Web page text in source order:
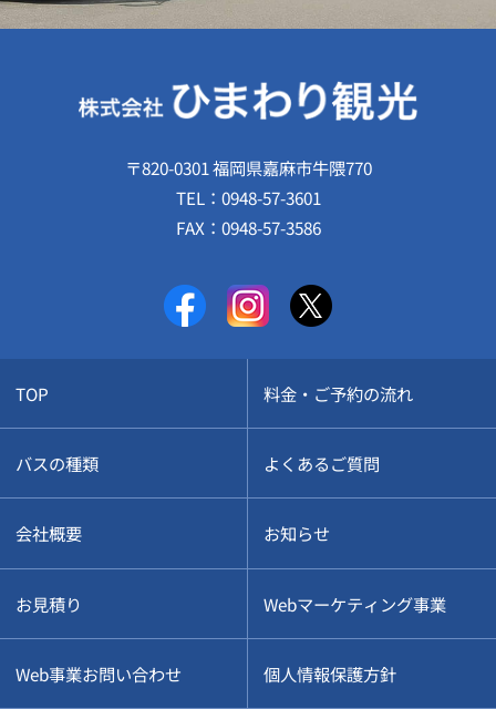
〒820-0301 福岡県嘉麻市牛隈770
TEL： 0948-57-3601
FAX： 0948-57-3586
TOP 料金・ご予約の流れ
バスの種類 よくあるご質問
会社概要 お知らせ
お見積り Webマーケティング事業
Web事業お問い合わせ 個人情報保護方針